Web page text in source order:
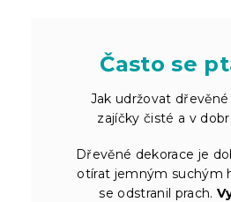
Často se
Jak udržovat
zajíčky čisté a v
Dřevěné dekorace je
otírat jemným suchým
se odstranil prach.